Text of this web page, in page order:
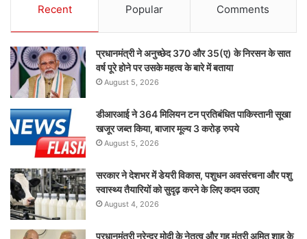
Recent Popular Comments
प्रधानमंत्री ने अनुच्छेद 370 और 35(ए) के निरसन के सात
वर्ष पूरे होने पर उसके महत्व के बारे में बताया
August 5, 2026
डीआरआई ने 364 मिलियन टन प्रतिबंधित पाकिस्तानी सूखा
खजूर जब्त किया, बाजार मूल्य 3 करोड़ रुपये
August 5, 2026
सरकार ने देशभर में डेयरी विकास, पशुधन अवसंरचना और पशु
स्वास्थ्य तैयारियों को सुदृढ़ करने के लिए कदम उठाए
August 4, 2026
प्रधानमंत्री नरेन्द्र मोदी के नेतृत्व और गृह मंत्री अमित शाह के